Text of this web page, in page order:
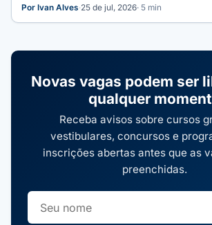
Por Ivan Alves·25 de jul, 2026· 5 min
Novas vagas podem ser
qualquer
Receba avisos sobre cursos
vestibulares, concursos e
inscrições abertas antes que as
preenchidas.